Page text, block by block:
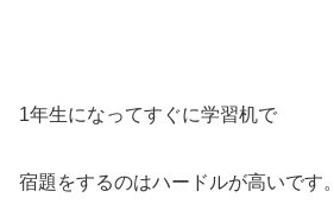
1年生になってすぐに学習机で
宿題をするのはハードルが高いです。